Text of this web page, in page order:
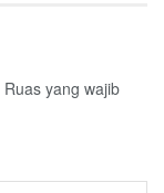
Ruas yang wajib